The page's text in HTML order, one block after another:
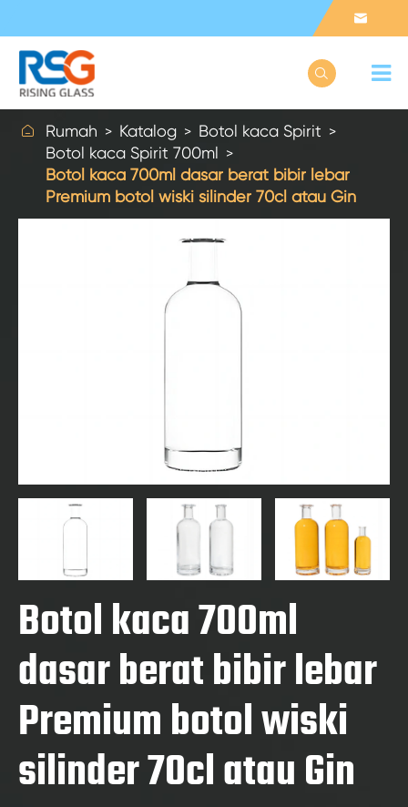


 Rumah Katalog
Botol kaca Spirit
Botol kaca Spirit 700ml
Botol kaca 700ml dasar berat bibir lebar
Premium botol wiski silinder 70cl atau Gin
Botol kaca 700ml
dasar berat bibir lebar
Premium botol wiski
silinder 70cl atau Gin